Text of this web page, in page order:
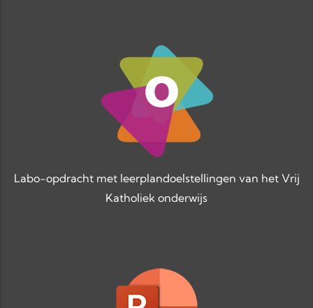
Labo-opdracht met leerplandoelstellingen van het Vrij
Katholiek onderwijs